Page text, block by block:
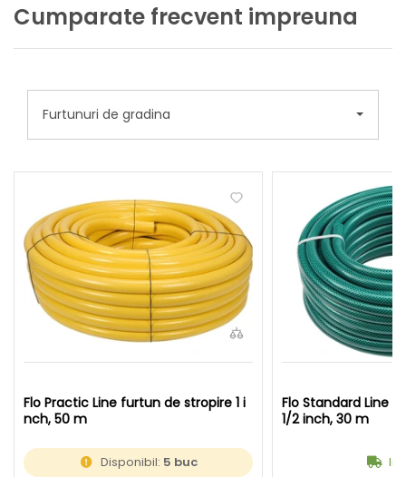
Cumparate frecvent impreuna
Furtunuri de gradina
Flo Practic Line furtun de stropire 1 i
nch, 50 m
Disponibil: 5 buc
Flo Standard Line
1/2 inch, 30 m
In